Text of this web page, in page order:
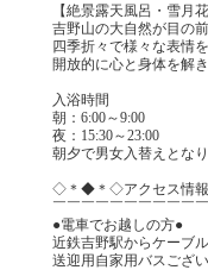
【絶景露天風呂・雪月花
吉野山の大自然が目の
四季折々で様々な表情
開放的に心と身体を解
入浴時間
朝：6:00～9:00
夜：15:30～23:00
朝夕で男女入替えとなり
◇＊◆＊◇アクセス情
￣￣￣￣￣￣￣￣￣￣
●電車でお越しの方●
近鉄吉野駅からケーブ
送迎用自家用バスござい